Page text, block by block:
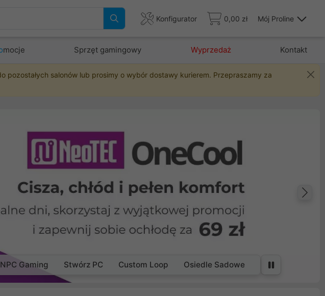
Konfigurator 0,00 zł Mój Proline
mocje Sprzęt gamingowy Wyprzedaż Kontakt
pozostałych salonów lub prosimy o wybór dostawy kurierem. Przepraszamy za
Gaming Stwórz PC Custom Loop Osiedle Sadowe